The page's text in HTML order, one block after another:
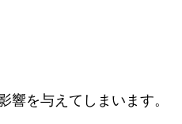
響を与えてしまいます。